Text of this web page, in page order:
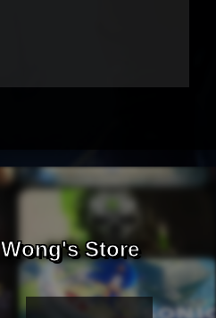
Wong's Store